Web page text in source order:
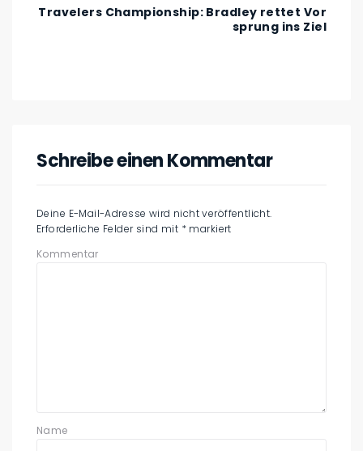
Travelers Championship: Bradley rettet Vor
sprung ins Ziel
Schreibe einen Kommentar
Deine E-Mail-Adresse wird nicht veröffentlicht.
Erforderliche Felder sind mit * markiert
Kommentar
Name